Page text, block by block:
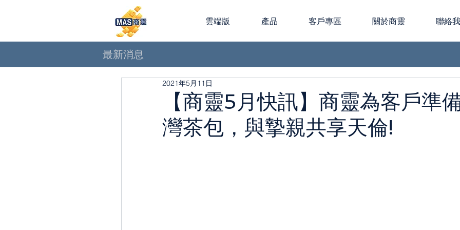
雲端版 產品 客戶專區 關於商靈 聯絡
最新消息
【商靈5月快訊】商靈為客戶準
灣茶包，與摯親共享天倫!
2021年5月11日